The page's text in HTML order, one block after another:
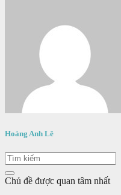
Hoàng Anh Lê
Chủ đề được quan tâm nhất